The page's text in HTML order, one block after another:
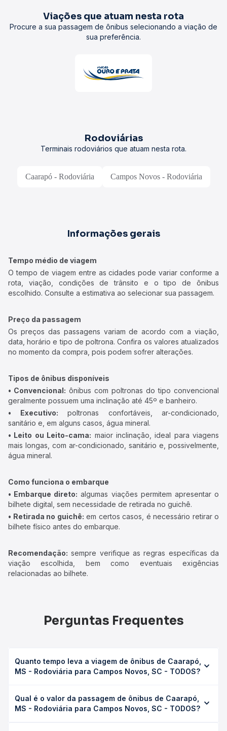
Viações que atuam nesta rota
Procure a sua passagem de ônibus selecionando a viação de
sua preferência.
Rodoviárias
Terminais rodoviários que atuam nesta rota.
Caarapó - Rodoviária Campos Novos - Rodoviária
Informações gerais
Tempo médio de viagem
O tempo de viagem entre as cidades pode variar conforme a
rota, viação, condições de trânsito e o tipo de ônibus
escolhido. Consulte a estimativa ao selecionar sua passagem.
Preço da passagem
Os preços das passagens variam de acordo com a viação,
data, horário e tipo de poltrona. Confira os valores atualizados
no momento da compra, pois podem sofrer alterações.
Tipos de ônibus disponíveis
• Convencional: ônibus com poltronas do tipo convencional
geralmente possuem uma inclinação até 45º e banheiro.
• Executivo: poltronas confortáveis, ar-condicionado,
sanitário e, em alguns casos, água mineral.
• Leito ou Leito-cama: maior inclinação, ideal para viagens
mais longas, com ar-condicionado, sanitário e, possivelmente,
água mineral.
Como funciona o embarque
• Embarque direto: algumas viações permitem apresentar o
bilhete digital, sem necessidade de retirada no guichê.
• Retirada no guichê: em certos casos, é necessário retirar o
bilhete físico antes do embarque.
Recomendação: sempre verifique as regras específicas da
viação escolhida, bem como eventuais exigências
relacionadas ao bilhete.
Perguntas Frequentes
Quanto tempo leva a viagem de ônibus de Caarapó,
MS - Rodoviária para Campos Novos, SC - TODOS?
Campos Novos, SC - TODOS leva em média 19h 45min,
podendo variar conforme a viação, o tipo de serviço
Qual é o valor da passagem de ônibus de Caarapó,
MS - Rodoviária para Campos Novos, SC - TODOS?